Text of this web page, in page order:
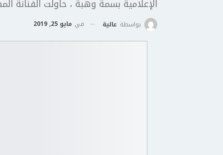
الإعلامية بسمة وهبة ، حاولت الفنانة
بواسطة عالية في مايو 25, 2019